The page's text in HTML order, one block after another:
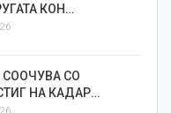
КОН…
СООЧУВА СО
НА КАДАР…